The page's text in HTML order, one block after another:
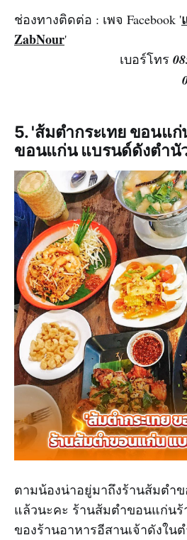
ช่องทางติดต่อ : เพจ Facebook '
ZabNour'
เบอร์โทร
5. 'ส้มตํากระเทย ขอนแ
ขอนแก่น แบรนด์ดังตำนั
ตามน้องน่าอยู่มาถึงร้านส้มตำ
แล้วนะคะ ร้านส้มตำขอนแก่นร้
ของร้านอาหารอีสานเจ้าดังใน